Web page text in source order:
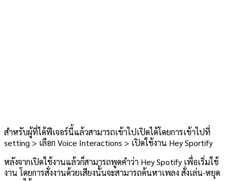
สำหรับผู้ที่ได้ฟีเจอร์นี้แล้วสามารถเข้าไปเปิดได้โดยการเข้าไปที่
setting > เลือก Voice Interactions > เปิดใช้งาน Hey Sportify
หลังจากเปิดใช้งานแล้วก็สามารถพูดคำว่า Hey Spotify เพื่อเริ่มใช้
งาน โดยการสั่งงานด้วยเสียงนั้นจะสามารถค้นหาเพลง สั่งเล่น-หยุด